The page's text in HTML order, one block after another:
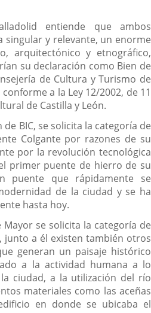
entiende que ambos
singular y relevante, un enorme
arquitectónico y etnográfico,
su declaración como Bien de
de Cultura y Turismo de
a la Ley 12/2002, de 11
de Castilla y León.
BIC, se solicita la categoría de
Colgante por razones de su
por la revolución tecnológica
primer puente de hierro de su
puente que rápidamente se
de la ciudad y se ha
hasta hoy.
se solicita la categoría de
junto a él existen también otros
generan un paisaje histórico
a la actividad humana a lo
ciudad, a la utilización del río
materiales como las aceñas
en donde se ubicaba el